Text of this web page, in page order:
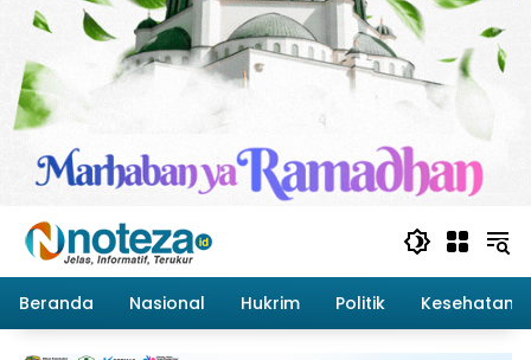
Beranda Nasional Hukrim Politik Kesehatan